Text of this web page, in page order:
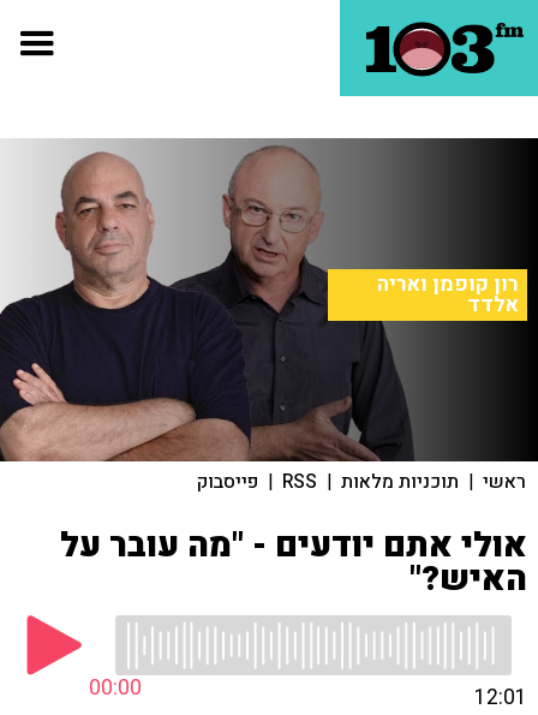
רון קופמן ואריה
אלדד
ראשי | תוכניות מלאות |
RSS
| פייסבוק
אולי אתם יודעים - "מה עובר על
האיש?"
00:00 12:01